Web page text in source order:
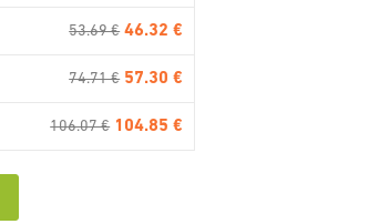
53.69 € 46.32 €
74.71 € 57.30 €
106.07 € 104.85 €